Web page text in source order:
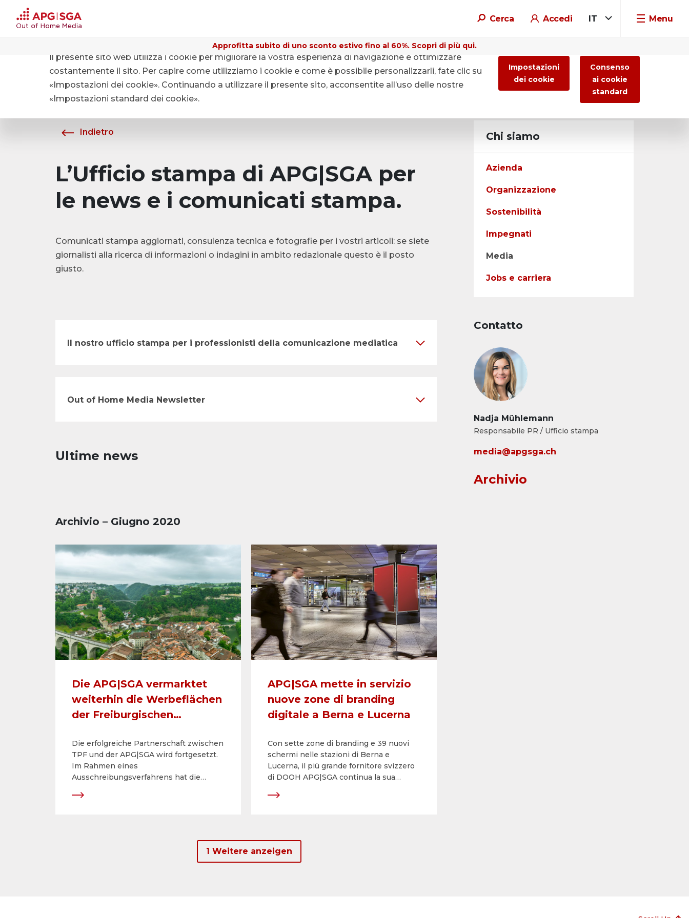
Cerca Accedi IT Menu
Approfitta subito di uno sconto estivo fino al 60%. Scopri di più qui.
Chi siamo Media
Indietro
L’Ufficio stampa di APG|SGA per
le news e i comunicati stampa.
Comunicati stampa aggiornati, consulenza tecnica e fotografie per i vostri articoli: se siete
giornalisti alla ricerca di informazioni o indagini in ambito redazionale questo è il posto
giusto.
Il nostro ufficio stampa per i professionisti della comunicazione mediatica
Out of Home Media Newsletter
Ultime news
Archivio – Giugno 2020
Die APG|SGA vermarktet
weiterhin die Werbeflächen
der Freiburgischen
Die erfolgreiche Partnerschaft zwischen
TPF und der APG|SGA wird fortgesetzt.
Im Rahmen eines
Ausschreibungsverfahrens hat die
Freiburgischen Verkehrsbetriebe
Er wurde mit Beginn am 1. Januar 2020
APG|SGA mette in servizio
nuove zone di branding
digitale a Berna e Lucerna
Con sette zone di branding e 39 nuovi
schermi nelle stazioni di Berna e
Lucerna, il più grande fornitore svizzero
di DOOH APG|SGA continua la sua
lancio del concept nella stazione
ed estesa ad altre sedi.
1 Weitere anzeigen
Chi siamo
Azienda
Organizzazione
Sostenibilità
Impegnati
Media
Jobs e carriera
Contatto
Nadja Mühlemann
Responsabile PR / Ufficio stampa
media@apgsga.ch
Archivio
Il presente sito web utilizza i cookie per migliorare la vostra esperienza di navigazione e ottimizzare
costantemente il sito. Per capire come utilizziamo i cookie e come è possibile personalizzarli, fate clic su
«Impostazioni dei cookie». Continuando a utilizzare il presente sito, acconsentite all’uso delle nostre
«Impostazioni standard dei cookie».
Impostazioni
dei cookie
Consenso
ai cookie
standard